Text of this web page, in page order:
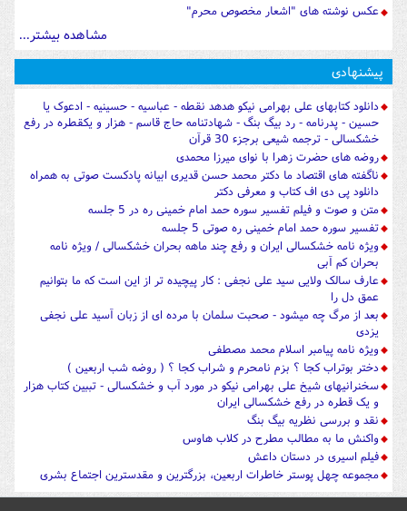
عکس نوشته های "اشعار مخصوص محرم"
مشاهده بیشتر...
پیشنهادی
دانلود کتابهای علی بهرامی نیکو هدهد نقطه - عباسیه - حسینیه - ادعوک یا
حسین - پدرنامه - رد بیگ بنگ - شهادتنامه حاج قاسم - هزار و یکقطره در رفع
خشکسالی - ترجمه شیعی برجزء 30 قرآن
روضه های حضرت زهرا با نوای میرزا محمدی
ناگفته های اقتصاد ما دکتر محمد حسن قدیری ابیانه پادکست صوتی به همراه
دانلود پی دی اف کتاب و معرفی دکتر
متن و صوت و فیلم تفسیر سوره حمد امام خمینی ره در 5 جلسه
تفسیر سوره حمد امام خمینی ره صوتی 5 جلسه
ویژه نامه خشکسالی ایران و رفع چند ماهه بحران خشکسالی / ویژه نامه
بحران کم آبی
عارف سالک ولایی سید علی نجفی : کار پیچیده تر از این است که ما بتوانیم
عمق دل را
بعد از مرگ چه میشود - صحبت سلمان با مرده ای از زبان آسید علی نجفی
یزدی
ویژه نامه پیامبر اسلام محمد مصطفی
دختر بوتراب کجا ؟ بزم نامحرم و شراب کجا ؟ ( روضه شب اربعین )
سخنرانیهای شیخ علی بهرامی نیکو در مورد آب و خشکسالی - تببین کتاب هزار
و یک قطره در رفع خشکسالی ایران
نقد و بررسی نظریه بیگ بنگ
واکنش ما به مطالب مطرح در کلاب هاوس
فیلم اسیری در دستان داعش
مجموعه چهل پوستر خاطرات اربعین، بزرگترین و مقدسترین اجتماع بشری